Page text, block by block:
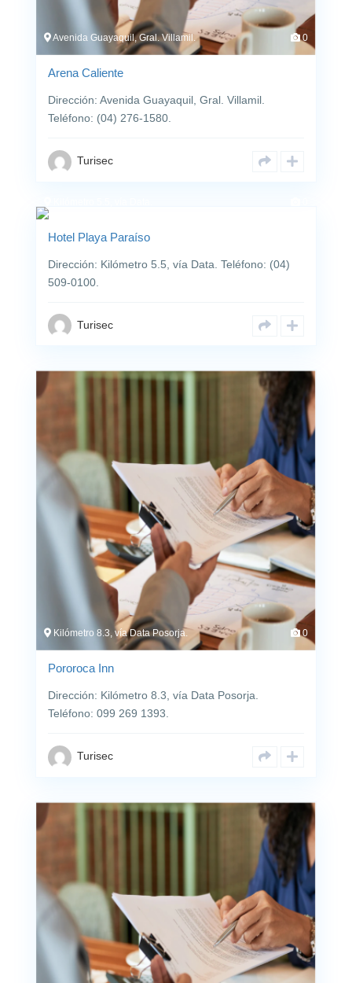
Tragaluces
Superficies de
piedra
Campo de golf
Patio trasero
Avenida Guayaquil, Gral. Villamil. 0
Arena Caliente
Dirección: Avenida Guayaquil, Gral. Villamil.
Teléfono: (04) 276-1580.
Turisec
Hotel Playa Paraíso
Dirección: Kilómetro 5.5, vía Data. Teléfono: (04)
509-0100.
Turisec
Kilómetro 8.3, vía Data Posorja. 0
Pororoca Inn
Dirección: Kilómetro 8.3, vía Data Posorja.
Teléfono: 099 269 1393.
Turisec